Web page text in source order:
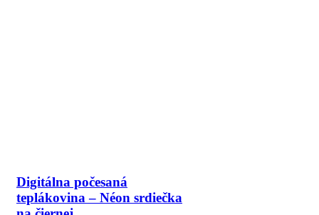
Digitálna počesaná
teplákovina – Néon srdiečka